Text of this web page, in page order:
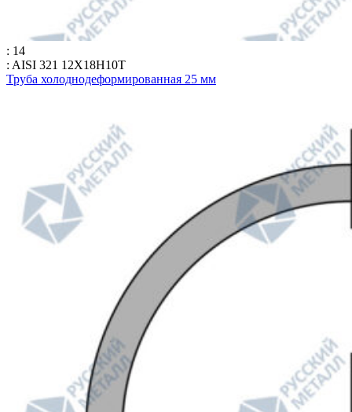
: 14
: AISI 321 12Х18Н10Т
Труба холоднодеформированная 25 мм